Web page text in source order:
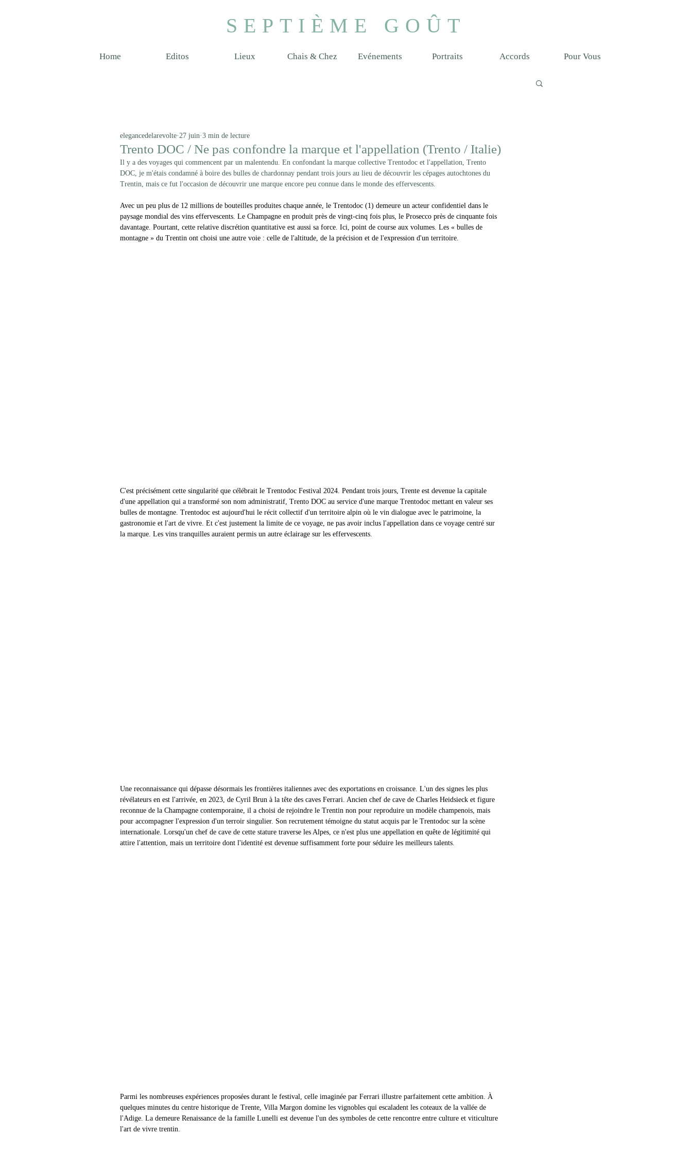
SEPTIÈME GOÛT
Home Editos Lieux Chais & Chez Evénements Portraits Accords Pour Vous
Trento DOC / Ne pas confondre la marque et l'appellation (Trento / Italie)
elegancedelarevolte 27 juin 3 min de lecture
Il y a des voyages qui commencent par un malentendu. En confondant la marque collective Trentodoc et l'appellation, Trento
DOC, je m'étais condamné à boire des bulles de chardonnay pendant trois jours au lieu de découvrir les cépages autochtones du
Trentin, mais ce fut l'occasion de découvrir une marque encore peu connue dans le monde des effervescents.
Avec un peu plus de 12 millions de bouteilles produites chaque année, le Trentodoc (1) demeure un acteur confidentiel dans le
paysage mondial des vins effervescents. Le Champagne en produit près de vingt-cinq fois plus, le Prosecco près de cinquante fois
davantage. Pourtant, cette relative discrétion quantitative est aussi sa force. Ici, point de course aux volumes. Les « bulles de
montagne » du Trentin ont choisi une autre voie : celle de l'altitude, de la précision et de l'expression d'un territoire.
C'est précisément cette singularité que célébrait le Trentodoc Festival 2024. Pendant trois jours, Trente est devenue la capitale
d'une appellation qui a transformé son nom administratif, Trento DOC au service d'une marque Trentodoc mettant en valeur ses
bulles de montagne. Trentodoc est aujourd'hui le récit collectif d'un territoire alpin où le vin dialogue avec le patrimoine, la
gastronomie et l'art de vivre. Et c'est justement la limite de ce voyage, ne pas avoir inclus l'appellation dans ce voyage centré sur
la marque. Les vins tranquilles auraient permis un autre éclairage sur les effervescents.
Une reconnaissance qui dépasse désormais les frontières italiennes avec des exportations en croissance. L'un des signes les plus
révélateurs en est l'arrivée, en 2023, de Cyril Brun à la tête des caves Ferrari. Ancien chef de cave de Charles Heidsieck et figure
reconnue de la Champagne contemporaine, il a choisi de rejoindre le Trentin non pour reproduire un modèle champenois, mais
pour accompagner l'expression d'un terroir singulier. Son recrutement témoigne du statut acquis par le Trentodoc sur la scène
internationale. Lorsqu'un chef de cave de cette stature traverse les Alpes, ce n'est plus une appellation en quête de légitimité qui
attire l'attention, mais un territoire dont l'identité est devenue suffisamment forte pour séduire les meilleurs talents.
Parmi les nombreuses expériences proposées durant le festival, celle imaginée par Ferrari illustre parfaitement cette ambition. À
quelques minutes du centre historique de Trente, Villa Margon domine les vignobles qui escaladent les coteaux de la vallée de
l'Adige. La demeure Renaissance de la famille Lunelli est devenue l'un des symboles de cette rencontre entre culture et viticulture
l'art de vivre trentin.